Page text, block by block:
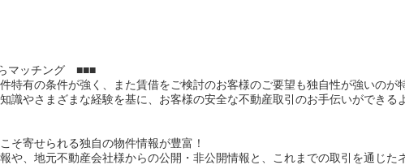
マッチング ■■■
特有の条件が強く、また賃借をご検討のお客様のご要望も独自性が強いのが
識やさまざまな経験を基に、お客様の安全な不動産取引のお手伝いができる
そ寄せられる独自の物件情報が豊富！
や、地元不動産会社様からの公開・非公開情報と、これまでの取引を通じた